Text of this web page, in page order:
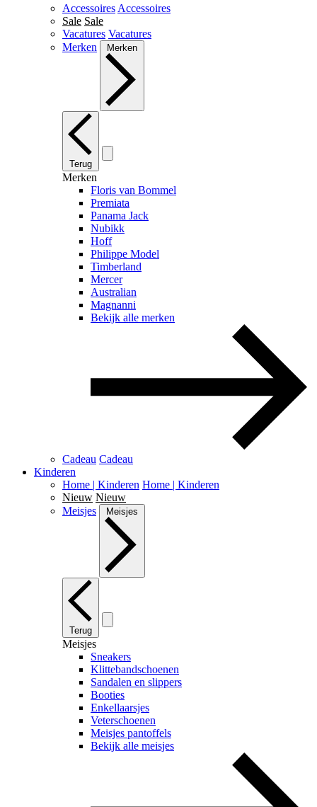
Accessoires Accessoires
Sale Sale
Vacatures Vacatures
Merken
Merken
Terug
Merken
Floris van Bommel
Premiata
Panama Jack
Nubikk
Hoff
Philippe Model
Timberland
Mercer
Australian
Magnanni
Bekijk alle merken
Cadeau Cadeau
Kinderen
Home | Kinderen Home | Kinderen
Nieuw Nieuw
Meisjes
Meisjes
Terug
Meisjes
Sneakers
Klittebandschoenen
Sandalen en slippers
Booties
Enkellaarsjes
Veterschoenen
Meisjes pantoffels
Bekijk alle meisjes